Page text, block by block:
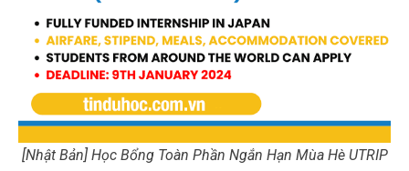
[Nhật Bản] Học Bổng Toàn Phần Ngắn Hạn Mùa Hè UTRIP